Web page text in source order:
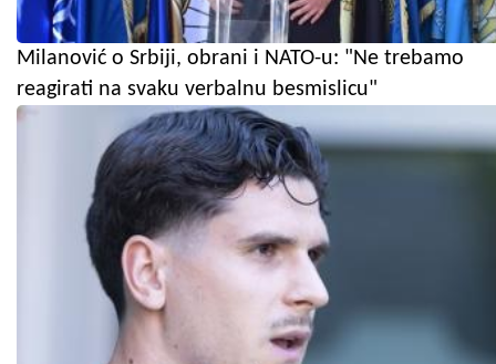
Milanović o Srbiji, obrani i NATO-u: "Ne trebamo
reagirati na svaku verbalnu besmislicu"